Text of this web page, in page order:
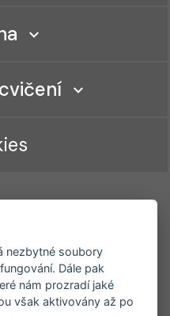
Ordinace roku
Rehabilitační ordinace
2. místo – 2017/2019
nezbytné soubory
Dále pak
nám prozradí jaké
však aktivovány až po